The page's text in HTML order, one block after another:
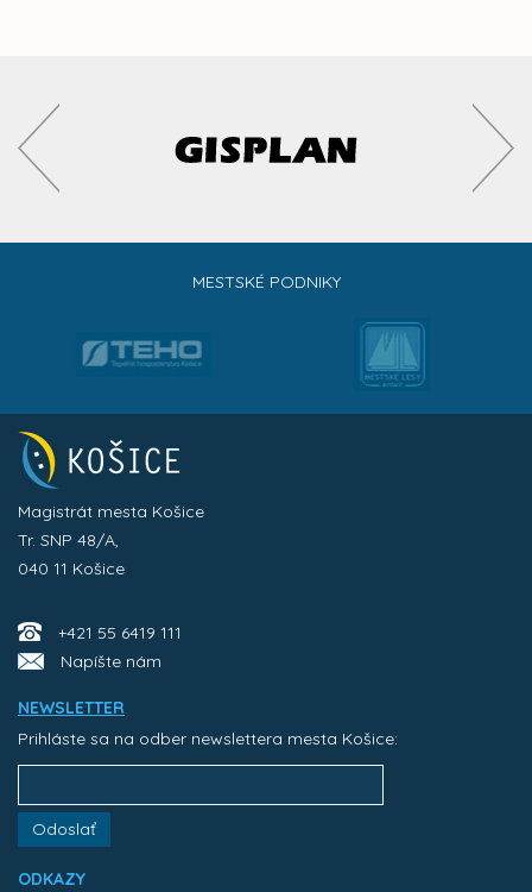
MESTSKÉ PODNIKY
Magistrát mesta Košice
Tr. SNP 48/A,
040 11 Košice
+421 55 6419 111
Napíšte nám
NEWSLETTER
Prihláste sa na odber newslettera mesta Košice:
Odoslať
ODKAZY